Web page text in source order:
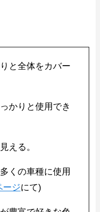
と全体をカバー
かりと使用でき
える。
くの車種に使用
ージにて)